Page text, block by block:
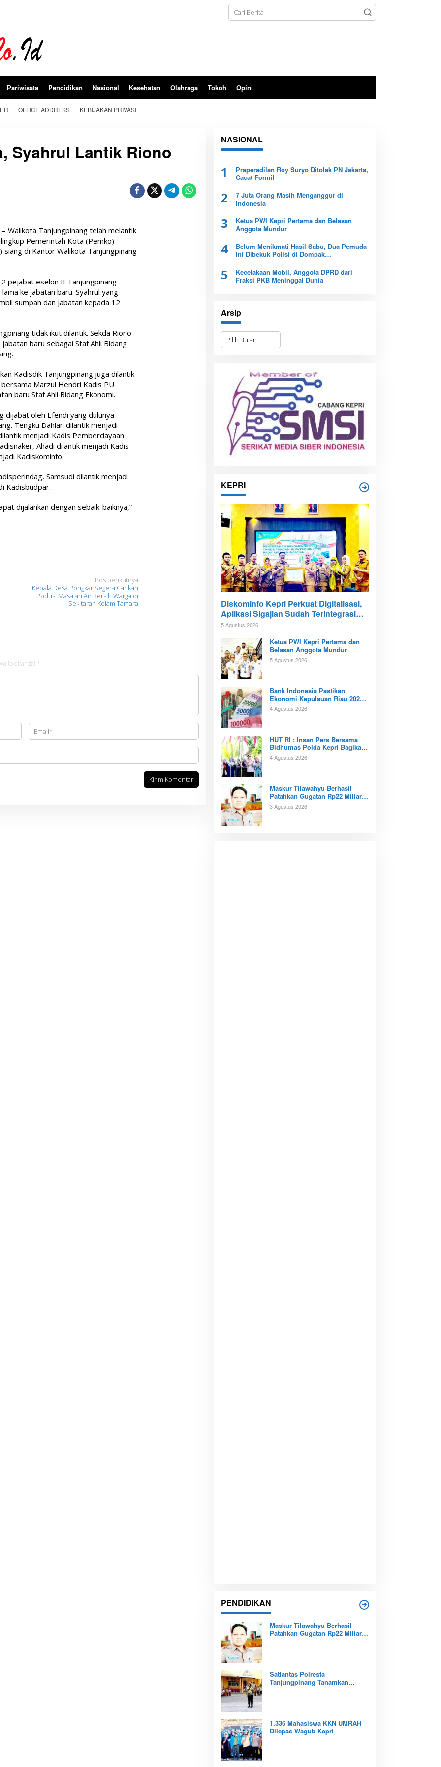
Pariwisata Pendidikan Nasional Kesehatan Olahraga Tokoh Opini
OFFICE ADDRESS KEBIJAKAN PRIVASI
Syahrul Lantik Riono
– Walikota Tanjungpinang telah melantik
Pemerintah Kota (Pemko)
di Kantor Walikota Tanjungpinang
pejabat eselon II Tanjungpinang
ke jabatan baru. Syahrul yang
sumpah dan jabatan kepada 12
tidak ikut dilantik. Sekda Riono
baru sebagai Staf Ahli Bidang
Kadisdik Tanjungpinang juga dilantik
Marzul Hendri Kadis PU
baru Staf Ahli Bidang Ekonomi.
dijabat oleh Efendi yang dulunya
Tengku Dahlan dilantik menjadi
menjadi Kadis Pemberdayaan
Ahadi dilantik menjadi Kadis
Kadiskominfo.
Samsudi dilantik menjadi
Kadisbudpar.
dijalankan dengan sebaik-baiknya,”
Pos berikutnya
Kepala Desa Pongkar Segera Carikan
Solusi Masalah Air Bersih Warga di
Sekitaran Kolam Tamara
ditandai *
NASIONAL
1
Praperadilan Roy Suryo Ditolak PN Jakarta,
Cacat Formil
2
7 Juta Orang Masih Menganggur di
Indonesia
3
Ketua PWI Kepri Pertama dan Belasan
Anggota Mundur
4
Belum Menikmati Hasil Sabu, Dua Pemuda
Ini Dibekuk Polisi di Dompak
5
Kecelakaan Mobil, Anggota DPRD dari
Fraksi PKB Meninggal Dunia
Arsip
A
s
KEPRI
Diskominfo Kepri Perkuat Digitalisasi,
Aplikasi Sigajian Sudah Terintegrasi
TTE
5 Agustus 2026
Ketua PWI Kepri Pertama dan
Belasan Anggota Mundur
5 Agustus 2026
Bank Indonesia Pastikan
Ekonomi Kepulauan Riau 2026
Tunjukan Kinerja Positif
4 Agustus 2026
‎HUT RI : Insan Pers Bersama
Bidhumas Polda Kepri Bagikan
Ratusan Bendera Merah Putih
4 Agustus 2026
Maskur Tilawahyu Berhasil
Patahkan Gugatan Rp22 Miliar,
Amankan Aset Pendidikan
Pemprov Kepri
3 Agustus 2026
PENDIDIKAN
Maskur Tilawahyu Berhasil
Patahkan Gugatan Rp22 Miliar,
Satlantas Polresta
Tanjungpinang Tanamkan
1.336 Mahasiswa KKN UMRAH
Dilepas Wagub Kepri